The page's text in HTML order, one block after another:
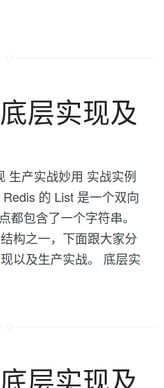
层实现及
生产实战妙用 实战实例
的 List 是一个双向
都包含了一个字符串。
构之一，下面跟大家分
以及生产实战。 底层实
层实现及